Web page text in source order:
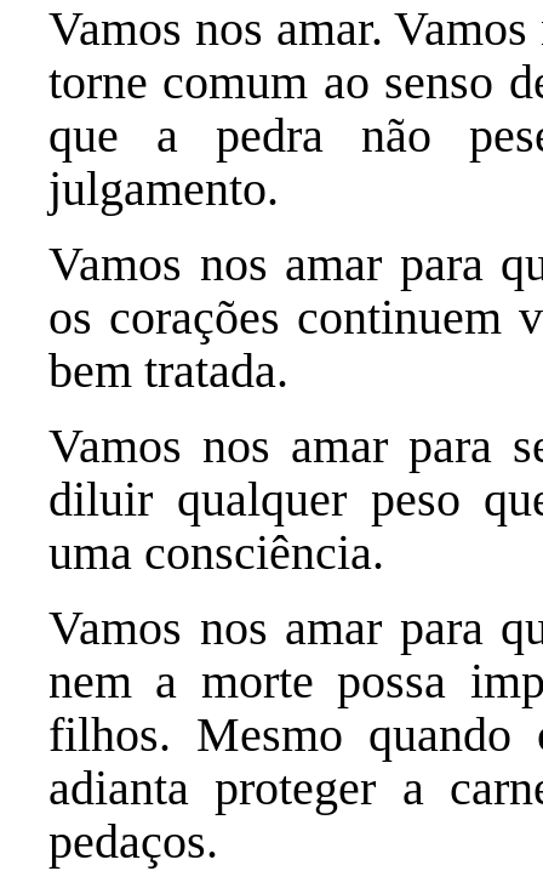
Vamos nos amar.
torne comum ao senso
que a pedra não
julgamento.
Vamos nos amar para
os corações continuem
bem tratada.
Vamos nos amar para
diluir qualquer peso
uma consciência.
Vamos nos amar para
nem a morte possa
filhos. Mesmo
adianta proteger a
pedaços.